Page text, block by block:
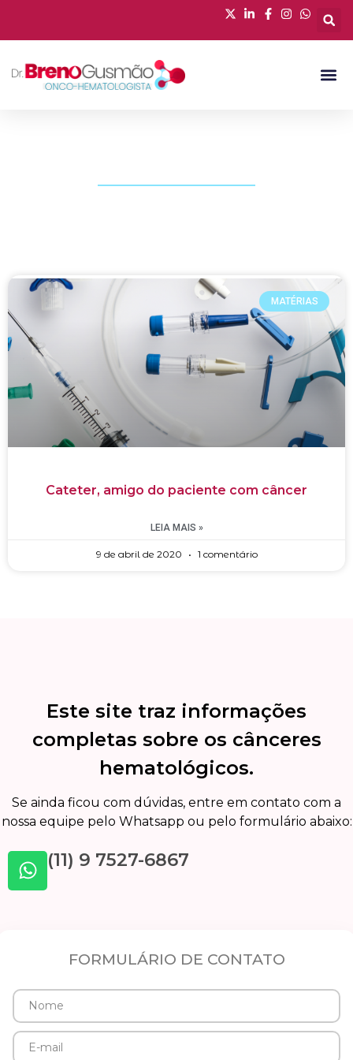
MATÉRIAS
Cateter, amigo do paciente com câncer
LEIA MAIS »
9 de abril de 2020 1 comentário
Este site traz informações
completas sobre os cânceres
hematológicos.
Se ainda ficou com dúvidas, entre em contato com a
nossa equipe pelo Whatsapp ou pelo formulário abaixo:
(11) 9 7527-6867
FORMULÁRIO DE CONTATO
Nome